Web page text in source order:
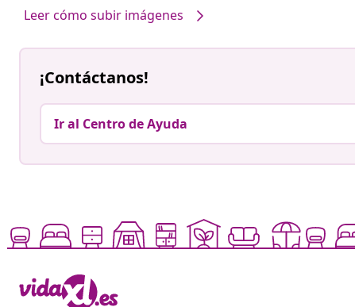
Leer cómo subir imágenes
¡Contáctanos!
Ir al Centro de Ayuda